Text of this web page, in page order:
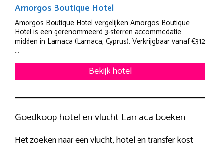
Amorgos Boutique Hotel
Amorgos Boutique Hotel vergelijken Amorgos Boutique
Hotel is een gerenommeerd 3-sterren accommodatie
midden in Larnaca (Larnaca, Cyprus). Verkrijgbaar vanaf €312
...
Bekijk hotel
Goedkoop hotel en vlucht Larnaca boeken
Het zoeken naar een vlucht, hotel en transfer kost